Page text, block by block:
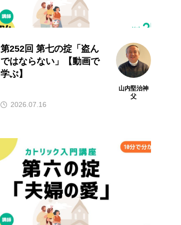
第252回 第七の掟「盗ん
ではならない」【動画で
学ぶ】
山内堅治神
父
2026.07.16